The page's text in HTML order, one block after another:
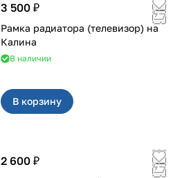
3 500 ₽
Рамка радиатора (телевизор) на
Калина
В наличии
В корзину
2 600 ₽